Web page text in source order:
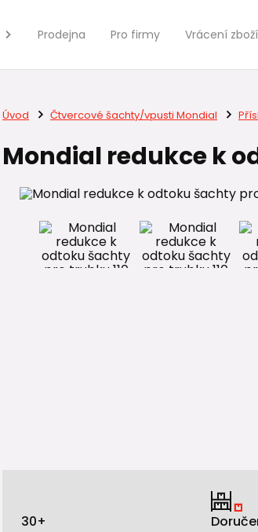
Prodejna Pro firmy Vrácení zboží
Úvod Čtvercové šachty/vpusti Mondial
Mondial redukce k
30+